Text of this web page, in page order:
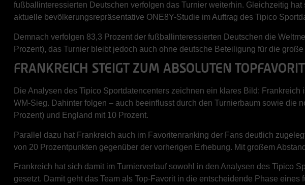
fußballinteressierten Deutschen verfolgen das Turnier weiterhin. Gleichzeitig
aktuelle bevölkerungsrepräsentative ONE8Y-Studie im Auftrag des Tipico
Demnach verfolgen 83,3 Prozent der fußballinteressierten Deutschen die
Prozent), das Turnier bleibt jedoch auch ohne deutsche Beteiligung für die
FRANKREICH STEIGT ZUM ABSOLUTEN
Die Analysen des Tipico Sportdatencenters zeichnen ein klares Bild:
WM-Sieg. Dahinter folgen – auch beeinflusst durch den Turnierbaum sowie die
Prozent) und England mit 10 Prozent.
Parallel dazu hat Frankreich auch im Favoritenranking der Fans deutlich
von 20 Prozentpunkten gegenüber der vorherigen Erhebung. Mit großem
Frankreich hat sich damit im Turnierverlauf sowohl in den Analysen des Tipico
gesetzt. Damit geht das Team als Top-Favorit in die entscheidende Phase